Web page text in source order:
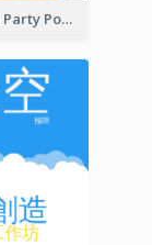
Halloween Party Poster